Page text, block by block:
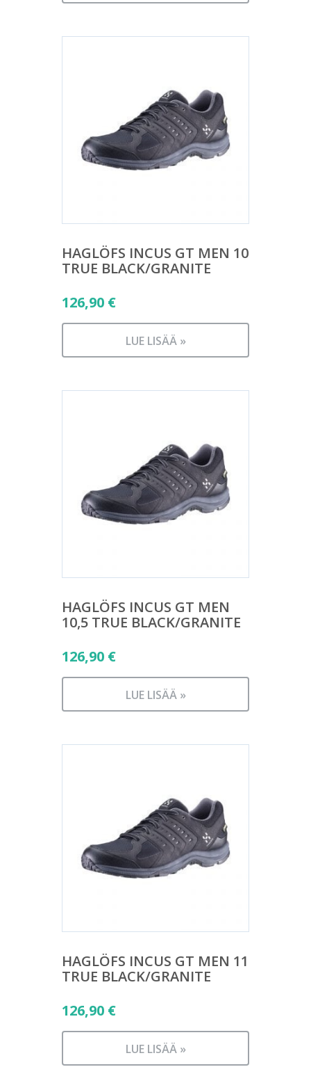
HAGLÖFS INCUS GT MEN 10
TRUE BLACK/GRANITE
126,90 €
LUE LISÄÄ »
HAGLÖFS INCUS GT MEN
10,5 TRUE BLACK/GRANITE
126,90 €
LUE LISÄÄ »
HAGLÖFS INCUS GT MEN 11
TRUE BLACK/GRANITE
126,90 €
LUE LISÄÄ »